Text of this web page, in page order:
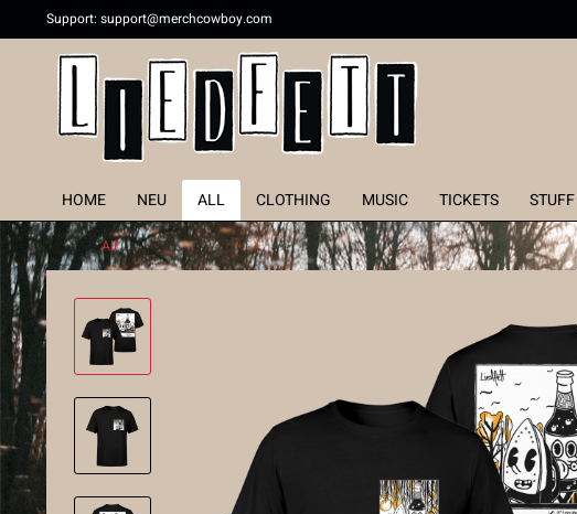
Support: support@merchcowboy.com
HOME NEU ALL CLOTHING MUSIC TICKETS STUFF
All